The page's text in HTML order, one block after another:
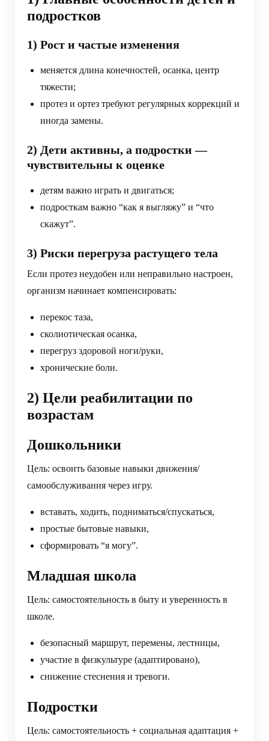
подростков
1) Рост и частые изменения
меняется длина конечностей, осанка, центр
тяжести;
протез и ортез требуют регулярных коррекций и
иногда замены.
2) Дети активны, а подростки —
чувствительны к оценке
детям важно играть и двигаться;
подросткам важно “как я выгляжу” и “что
скажут”.
3) Риски перегруза растущего тела
Если протез неудобен или неправильно настроен,
организм начинает компенсировать:
перекос таза,
сколиотическая осанка,
перегруз здоровой ноги/руки,
хронические боли.
2) Цели реабилитации по
возрастам
Дошкольники
Цель: освоить базовые навыки движения/
самообслуживания через игру.
вставать, ходить, подниматься/спускаться,
простые бытовые навыки,
сформировать “я могу”.
Младшая школа
Цель: самостоятельность в быту и уверенность в
школе.
безопасный маршрут, перемены, лестницы,
участие в физкультуре (адаптировано),
снижение стеснения и тревоги.
Подростки
Цель: самостоятельность + социальная адаптация +